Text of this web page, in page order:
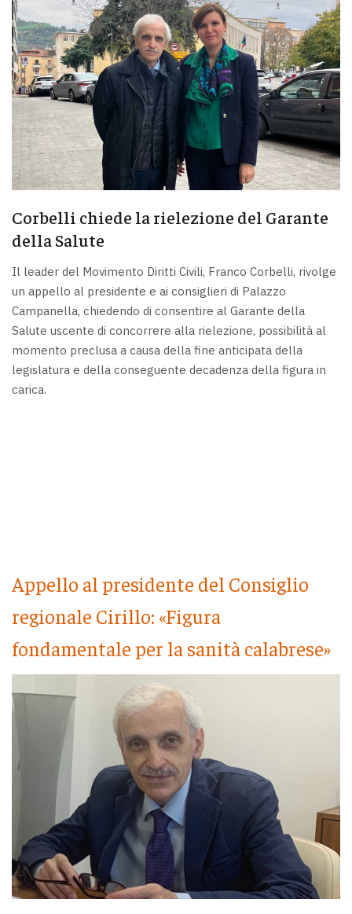
Corbelli chiede la rielezione del Garante
della Salute
Il leader del Movimento Diritti Civili, Franco Corbelli, rivolge
un appello al presidente e ai consiglieri di Palazzo
Campanella, chiedendo di consentire al Garante della
Salute uscente di concorrere alla rielezione, possibilità al
momento preclusa a causa della fine anticipata della
legislatura e della conseguente decadenza della figura in
carica.
Appello al presidente del Consiglio
regionale Cirillo: «Figura
fondamentale per la sanità calabrese»